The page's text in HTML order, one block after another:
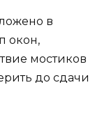
в
окон,
мостиков
до сдачи